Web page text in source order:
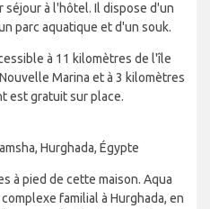
à l'hôtel. Il dispose d'un
parc aquatique et d'un souk.
à 11 kilomètres de l'île
Marina et à 3 kilomètres
est gratuit sur place.
Hurghada, Égypte
à pied de cette maison. Aqua
familial à Hurghada, en